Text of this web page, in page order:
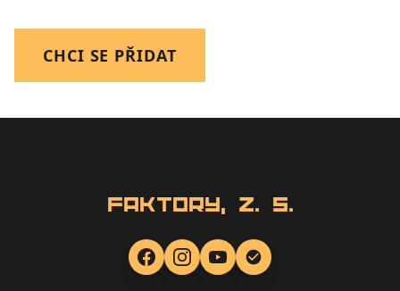
CHCI SE PŘIDAT
Faktory, z. s.